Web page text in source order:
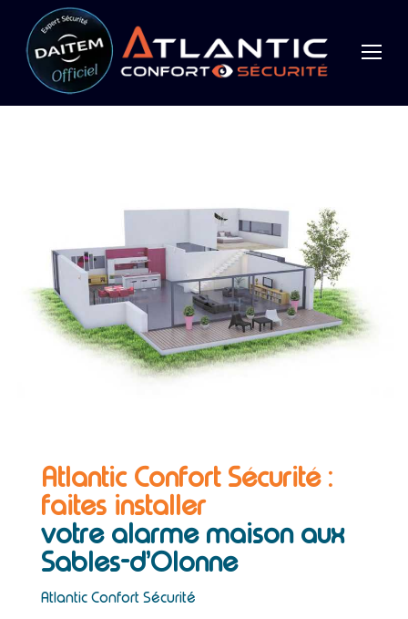
Atlantic Confort Sécurité :
faites installer
votre alarme maison aux
Sables-d’Olonne
Atlantic Confort Sécurité